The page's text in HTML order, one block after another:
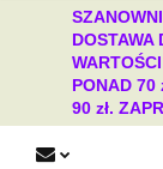
DOSTAWA
PONAD 70
90 zł.